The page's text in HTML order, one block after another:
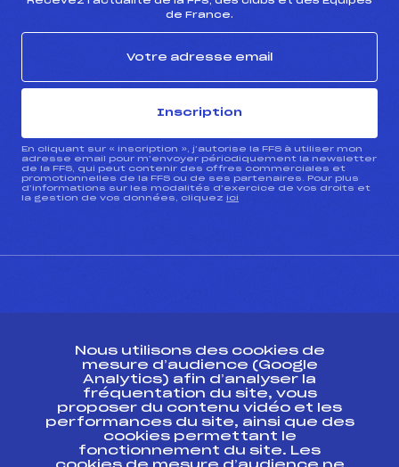
de France.
Inscription
En cliquant sur « inscription », j’autorise la FFS à utiliser mon
adresse email pour m’envoyer périodiquement la newsletter
de la FFS, qui peut contenir des offres commerciales et
promotionnelles de la FFS ou de ses partenaires. Pour plus
d’informations sur les modalités d’exercice de vos droits et
la gestion de vos données, cliquez ici
Ressources
Pass’Neige
Projet sportif fédéral
Nous utilisons des cookies de
mesure d’audience (Google
Analytics) afin d’analyser la
fréquentation du site, vous
proposer du contenu vidéo et les
performances du site, ainsi que des
cookies permettant le
fonctionnement du site. Les